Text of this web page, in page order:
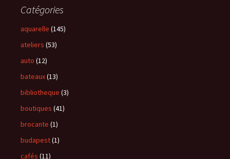
Catégories
aquarelle (145)
ateliers (53)
auto (12)
bateaux(13)
bibliotheque (3)
boutiques (41)
brocante (1)
budapest(1)
cafés (11)